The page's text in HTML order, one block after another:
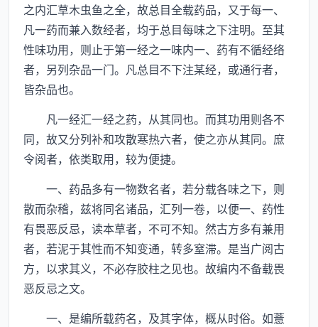
之内汇草木虫鱼之全，故总目全载药品，又于每一、
凡一药而兼入数经者，均于总目每味之下注明。至其
性味功用，则止于第一经之一味内一、药有不循经络
者，另列杂品一门。凡总目不下注某经，或通行者，
皆杂品也。
凡一经汇一经之药，从其同也。而其功用则各不
同，故又分列补和攻散寒热六者，使之亦从其同。庶
令阅者，依类取用，较为便捷。
一、药品多有一物数名者，若分载各味之下，则
散而杂稽，兹将同名诸品，汇列一卷，以便一、药性
有畏恶反忌，读本草者，不可不知。然古方多有兼用
者，若泥于其性而不知变通，转多窒滞。是当广阅古
方，以求其义，不必存胶柱之见也。故编内不备载畏
恶反忌之文。
一、是编所载药名，及其字体，概从时俗。如薏